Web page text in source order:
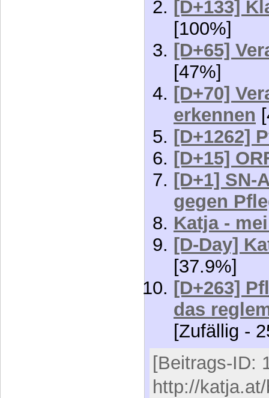
[D+133]
[100%]
[D+65]
[47%]
[D+70]
erkennen
[D+1262]
[D+15]
[D+1] SN-
gegen
Katja -
[D-Day]
[37.9%]
[D+263]
das
[Zufällig -
[Beitrags-ID:
http://